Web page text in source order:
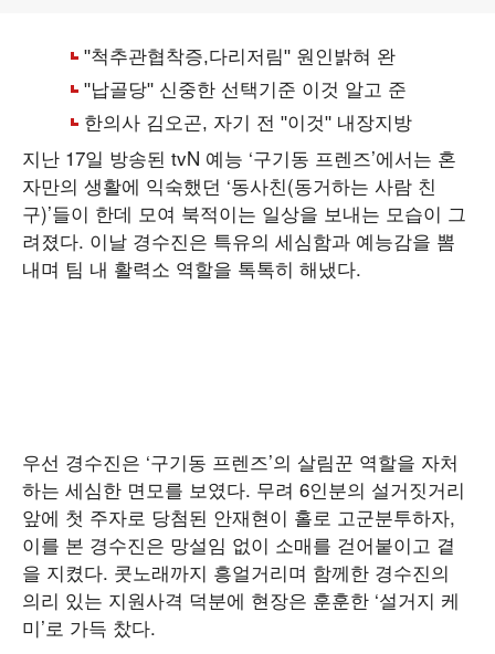
지난 17일 방송된 tvN 예능 ‘구기동 프렌즈’에서는 혼
자만의 생활에 익숙했던 ‘동사친(동거하는 사람 친
구)’들이 한데 모여 북적이는 일상을 보내는 모습이 그
려졌다. 이날 경수진은 특유의 세심함과 예능감을 뽐
내며 팀 내 활력소 역할을 톡톡히 해냈다.
우선 경수진은 ‘구기동 프렌즈’의 살림꾼 역할을 자처
하는 세심한 면모를 보였다. 무려 6인분의 설거짓거리
앞에 첫 주자로 당첨된 안재현이 홀로 고군분투하자,
이를 본 경수진은 망설임 없이 소매를 걷어붙이고 곁
을 지켰다. 콧노래까지 흥얼거리며 함께한 경수진의
의리 있는 지원사격 덕분에 현장은 훈훈한 ‘설거지 케
미’로 가득 찼다.